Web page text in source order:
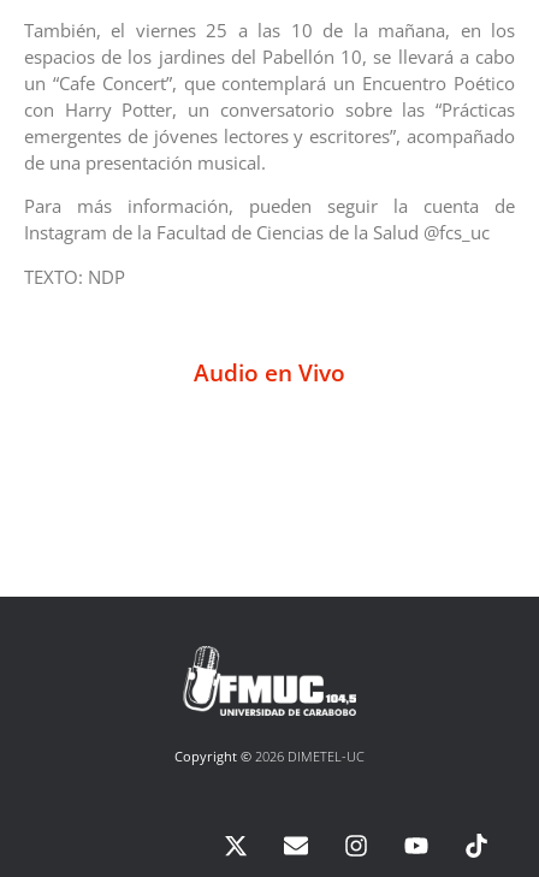
También, el viernes 25 a las 10 de la mañana, en los
espacios de los jardines del Pabellón 10, se llevará a cabo
un “Cafe Concert”, que contemplará un Encuentro Poético
con Harry Potter, un conversatorio sobre las “Prácticas
emergentes de jóvenes lectores y escritores”, acompañado
de una presentación musical.
Para más información, pueden seguir la cuenta de
Instagram de la Facultad de Ciencias de la Salud @fcs_uc
TEXTO: NDP
Audio en Vivo
Copyright © 2026 DIMETEL-UC